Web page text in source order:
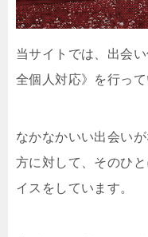
当サイトでは、出会
全個人対応》を行って
なかなかいい出会い
方に対して、そのひ
イスをしています。